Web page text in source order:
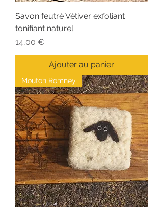
Savon feutré Vétiver exfoliant
tonifiant naturel
Prix
14,00 €
Ajouter au panier
Mouton Romney